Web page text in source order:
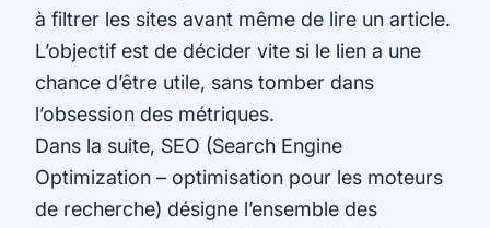
à filtrer les sites avant même de lire un article.
L’objectif est de décider vite si le lien a une
chance d’être utile, sans tomber dans
l’obsession des métriques.
Dans la suite, SEO (Search Engine
Optimization – optimisation pour les moteurs
de recherche) désigne l’ensemble des